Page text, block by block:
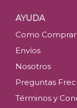
AYUDA
Como Comprar
Envíos
Nosotros
Preguntas
Términos y